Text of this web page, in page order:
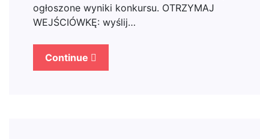
ogłoszone wyniki konkursu. OTRZYMAJ
WEJŚCIÓWKĘ: wyślij…
Continue